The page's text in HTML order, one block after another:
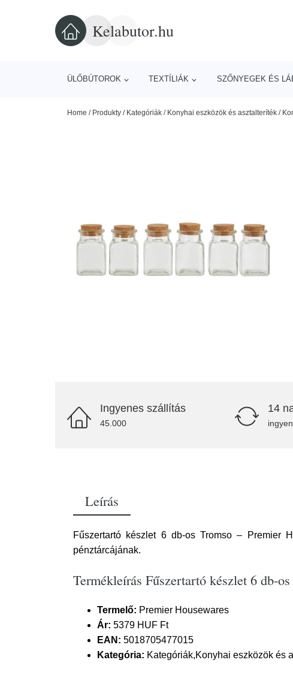
Kelabutor.hu
ÜLŐBÚTOROK TEXTÍLIÁK SZŐNYEGEK ÉS
Home / Produkty / Kategóriák / Konyhai eszközök és asztalteríték /
Ingyenes szállítás
45.000
14
Leírás
Fűszertartó készlet 6 db-os Tromso – Premier
pénztárcájának.
Termékleírás Fűszertartó készlet 6 db-
Termelő: Premier Housewares
Ár: 5379 HUF Ft
EAN: 5018705477015
Kategória: Kategóriák,Konyhai eszközök és